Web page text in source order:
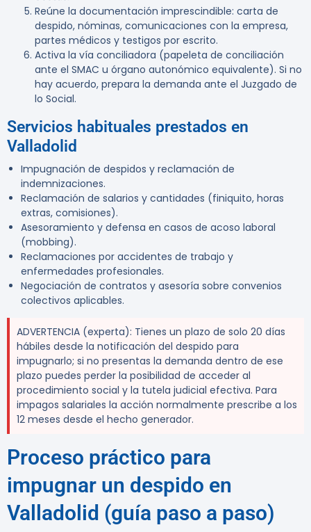
Reúne la documentación imprescindible: carta de
despido, nóminas, comunicaciones con la empresa,
partes médicos y testigos por escrito.
Activa la vía conciliadora (papeleta de conciliación
ante el SMAC u órgano autonómico equivalente). Si no
hay acuerdo, prepara la demanda ante el Juzgado de
lo Social.
Servicios habituales prestados en
Valladolid
Impugnación de despidos y reclamación de
indemnizaciones.
Reclamación de salarios y cantidades (finiquito, horas
extras, comisiones).
Asesoramiento y defensa en casos de acoso laboral
(mobbing).
Reclamaciones por accidentes de trabajo y
enfermedades profesionales.
Negociación de contratos y asesoría sobre convenios
colectivos aplicables.
ADVERTENCIA (experta): Tienes un plazo de solo 20 días
hábiles desde la notificación del despido para
impugnarlo; si no presentas la demanda dentro de ese
plazo puedes perder la posibilidad de acceder al
procedimiento social y la tutela judicial efectiva. Para
impagos salariales la acción normalmente prescribe a los
12 meses desde el hecho generador.
Proceso práctico para
impugnar un despido en
Valladolid (guía paso a paso)